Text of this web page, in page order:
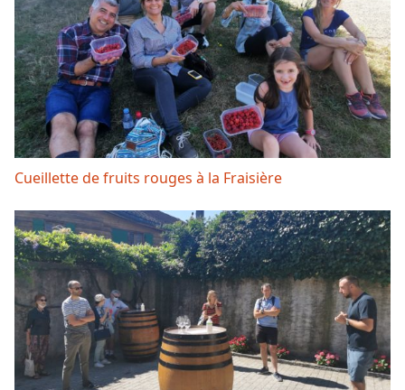
Cueillette de fruits rouges à la Fraisière